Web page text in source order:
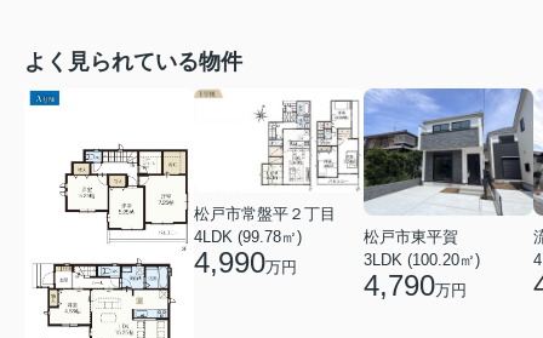
よく見られている物件
松戸市常盤平２丁目
4LDK (99.78㎡)
4,990万円
松戸市東平賀
3LDK (100.20㎡)
4,790万円